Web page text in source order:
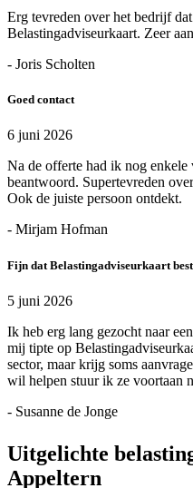
Erg tevreden over het bedrijf
Belastingadviseurkaart. Zeer
- Joris Scholten
Goed contact
6 juni 2026
Na de offerte had ik nog enkele
beantwoord. Supertevreden
Ook de juiste persoon ontdekt.
- Mirjam Hofman
Fijn dat Belastingadviseurkaart
5 juni 2026
Ik heb erg lang gezocht naar
mij tipte op
sector, maar krijg soms
wil helpen stuur ik ze voortaan
- Susanne de Jonge
Uitgelichte
Appeltern